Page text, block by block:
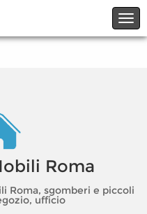
Roma
Roma, sgomberi e piccoli
ufficio